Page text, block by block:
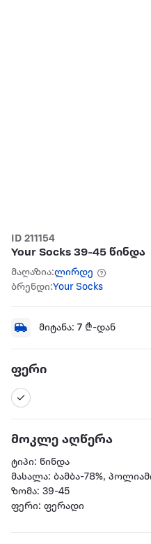
ID 211154
Your Socks 39-45 წინდა
მაღაზია:ლირდე
ბრენდი:Your Socks
მიტანა: 7 ₾-დან
ფერი
მოკლე აღწერა
ტიპი: წინდა
მასალა: ბამბა-78%,
ზომა: 39-45
ფერი: ფერადი